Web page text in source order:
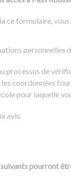
ce formulaire,
personnelles
processus de
coordonnées
pour laquelle
avis.
pourront